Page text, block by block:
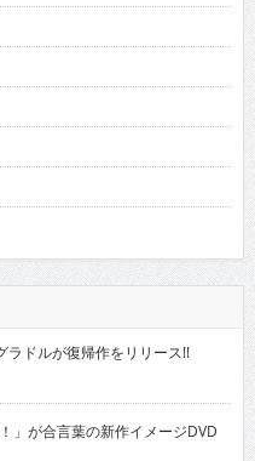
ラドルが復帰作をリリース!!
が合言葉の新作イメージDVD